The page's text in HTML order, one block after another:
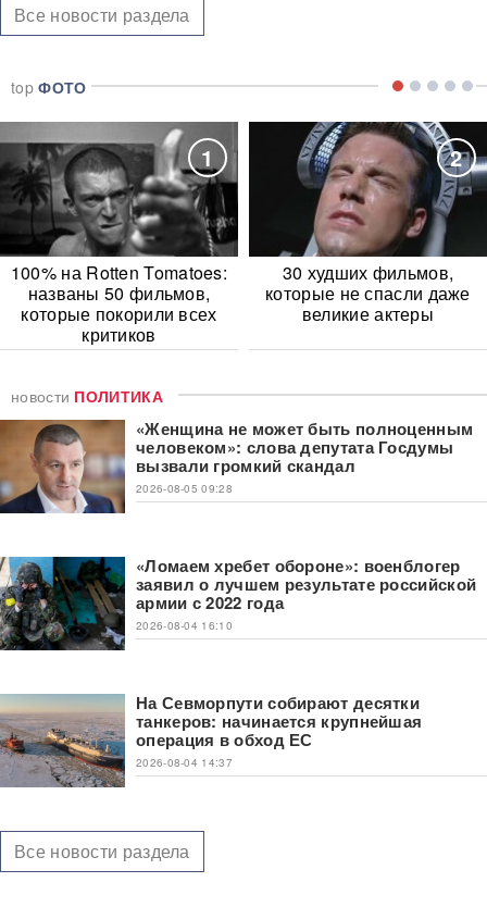
Все новости раздела
topФОТО
1
100% на Rotten Tomatoes:
названы 50 фильмов,
которые покорили всех
критиков
2
30 худших фильмов,
которые не спасли даже
великие актеры
новости ПОЛИТИКА
«Женщина не может быть полноценным
человеком»: слова депутата Госдумы
вызвали громкий скандал
2026-08-05 09:28
«Ломаем хребет обороне»: военблогер
заявил о лучшем результате российской
армии с 2022 года
2026-08-04 16:10
На Севморпути собирают десятки
танкеров: начинается крупнейшая
операция в обход ЕС
2026-08-04 14:37
Все новости раздела